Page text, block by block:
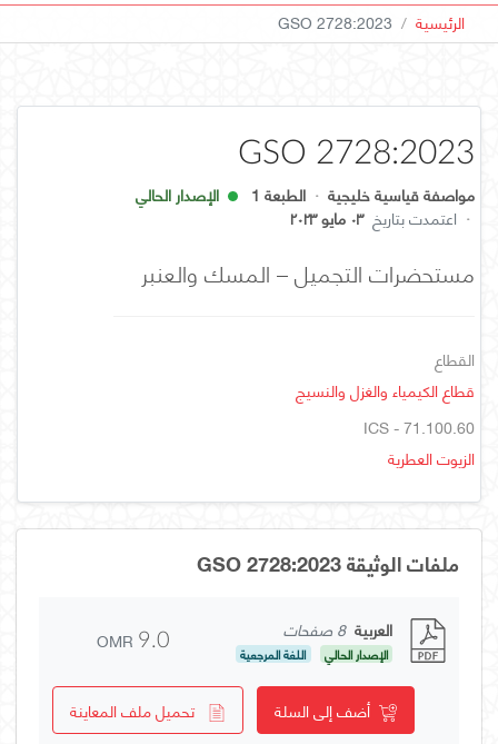
الرئيسية GSO 2728:2023
GSO 2728:2023
مواصفة قياسية خليجية · الطبعة 1
الإصدار الحالي
· اعتمدت بتاريخ ٠٣ مايو ٢٠٢٣
مستحضرات التجميل – المسك والعنبر
القطاع
قطاع الكيمياء والغزل والنسيج
ICS - 71.100.60
الزيوت العطرية
ملفات الوثيقة GSO 2728:2023
العربية 8 صفحات
الإصدار الحالي اللغة المرجعية OMR 9.0
أضف إلى السلة تحميل ملف المعاينة